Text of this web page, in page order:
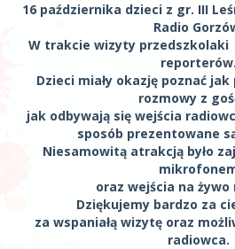
16 października dzieci z gr. III
Radio
W trakcie wizyty przedszkolaki
reporterów.
Dzieci miały okazję poznać
rozmowy z
jak odbywają się wejścia
sposób prezentowane
Niesamowitą atrakcją było
oraz wejścia na żywo
Dziękujemy bardzo za
za wspaniałą wizytę oraz
radiowca.